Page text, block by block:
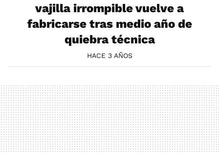
vajilla irrompible vuelve a
fabricarse tras medio año de
quiebra técnica
HACE 3 AÑOS